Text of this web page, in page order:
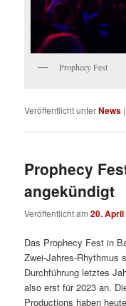
Prophecy Fest
Veröffentlicht unterNews
Prophecy
angekündigt
Veröffentlicht am20. April
Das Prophecy Fest in
Zwei-Jahres-Rhythmus
Durchführung letztes
also erst für 2023 an.
Productions haben